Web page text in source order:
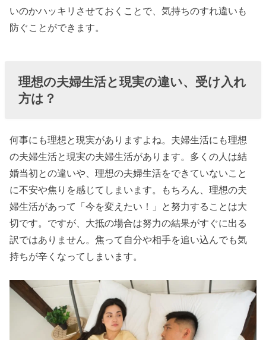
いのかハッキリさせておくことで、気持ちのすれ違いも
防ぐことができます。
理想の夫婦生活と現実の違い、受け入れ
方は？
何事にも理想と現実がありますよね。夫婦生活にも理想
の夫婦生活と現実の夫婦生活があります。多くの人は結
婚当初との違いや、理想の夫婦生活をできていないこと
に不安や焦りを感じてしまいます。もちろん、理想の夫
婦生活があって「今を変えたい！」と努力することは大
切です。ですが、大抵の場合は努力の結果がすぐに出る
訳ではありません。焦って自分や相手を追い込んでも気
持ちが辛くなってしまいます。